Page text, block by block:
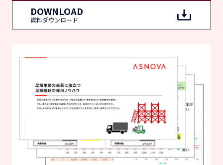
DOWNLOAD
資料ダウンロード